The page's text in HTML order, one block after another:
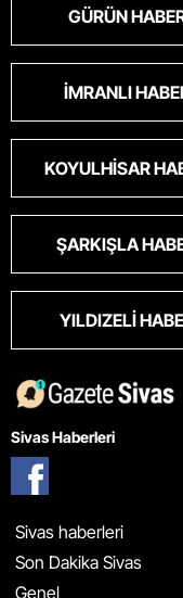
GÜRÜN
İMRANLI
KOYULHISAR
ŞARKIŞLA
YILDIZELI
Sivas Haberleri
Sivas haberleri
Son Dakika Sivas
Genel